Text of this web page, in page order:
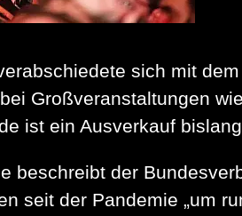
sich mit
Großveranstaltungen
ist ein Ausverkauf
beschreibt der
seit der Pandemie „um